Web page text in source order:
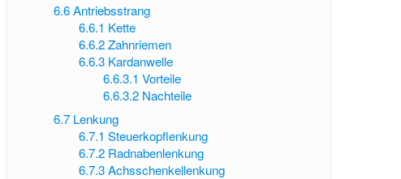
6.6 Antriebsstrang
6.6.1 Kette
6.6.2 Zahnriemen
6.6.3 Kardanwelle
6.6.3.1 Vorteile
6.6.3.2 Nachteile
6.7 Lenkung
6.7.1 Steuerkopflenkung
6.7.2 Radnabenlenkung
6.7.3 Achsschenkellenkung